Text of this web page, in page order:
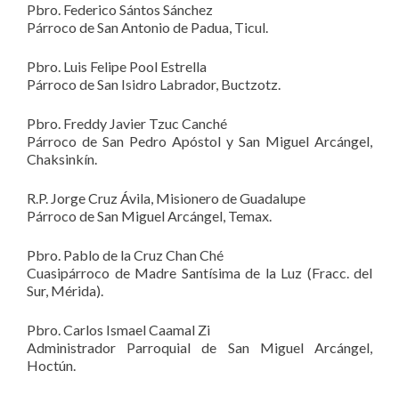
Pbro. Federico Sántos Sánchez
Párroco de San Antonio de Padua, Ticul.
Pbro. Luis Felipe Pool Estrella
Párroco de San Isidro Labrador, Buctzotz.
Pbro. Freddy Javier Tzuc Canché
Párroco de San Pedro Apóstol y San Miguel Arcángel,
Chaksinkín.
R.P. Jorge Cruz Ávila, Misionero de Guadalupe
Párroco de San Miguel Arcángel, Temax.
Pbro. Pablo de la Cruz Chan Ché
Cuasipárroco de Madre Santísima de la Luz (Fracc. del
Sur, Mérida).
Pbro. Carlos Ismael Caamal Zi
Administrador Parroquial de San Miguel Arcángel,
Hoctún.